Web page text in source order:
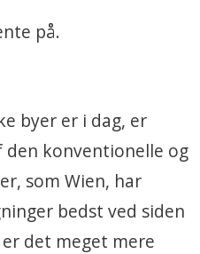
på.
byer er i dag, er
den konventionelle og
som Wien, har
bedst ved siden
det meget mere